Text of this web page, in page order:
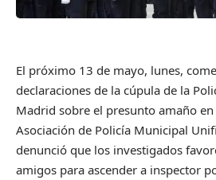
El próximo 13 de mayo, lunes,
declaraciones de la cúpula de la
Madrid sobre el presunto amaño
Asociación de Policía Municipal
denunció que los investigados
amigos para ascender a inspector